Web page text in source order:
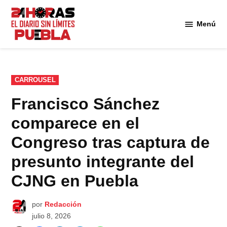
Saltar
contenido
Menú
PUBLICADO
EN
CARROUSEL
Francisco Sánchez
comparece en el
Congreso tras captura de
presunto integrante del
CJNG en Puebla
por Redacción
julio 8, 2026